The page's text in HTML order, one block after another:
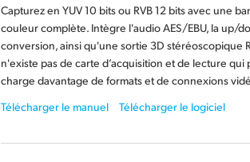
Capturez en YUV 10 bits ou RVB 12 bits avec une
couleur complète. Intègre l'audio AES/EBU, la up/
conversion, ainsi qu'une sortie 3D stéréoscopique
n'existe pas de carte d’acquisition et de lecture qui
charge davantage de formats et de connexions
Télécharger le manuel
Télécharger le logiciel